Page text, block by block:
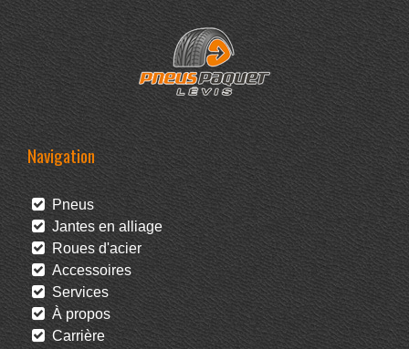
Navigation
Pneus
Jantes en alliage
Roues d'acier
Accessoires
Services
À propos
Carrière